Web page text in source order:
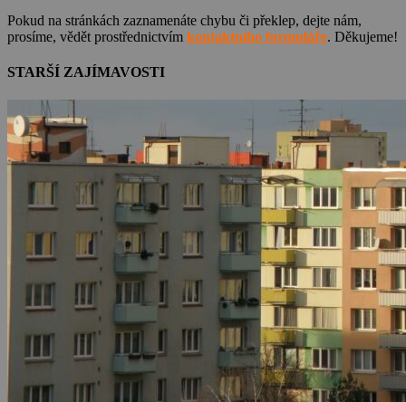
Pokud na stránkách zaznamenáte chybu či překlep, dejte nám,
prosíme, vědět prostřednictvím kontaktního formuláře. Děkujeme!
STARŠÍ ZAJÍMAVOSTI